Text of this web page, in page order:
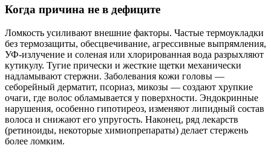
Когда причина не в дефиците
Ломкость усиливают внешние факторы. Частые термоукладки
без термозащиты, обесцвечивание, агрессивные выпрямления,
УФ‑излучение и соленая или хлорированная вода разрыхляют
кутикулу. Тугие прически и жесткие щетки механически
надламывают стержни. Заболевания кожи головы —
себорейный дерматит, псориаз, микозы — создают хрупкие
очаги, где волос обламывается у поверхности. Эндокринные
нарушения, особенно гипотиреоз, изменяют липидный состав
волоса и снижают его упругость. Наконец, ряд лекарств
(ретиноиды, некоторые химиопрепараты) делает стержень
более ломким.